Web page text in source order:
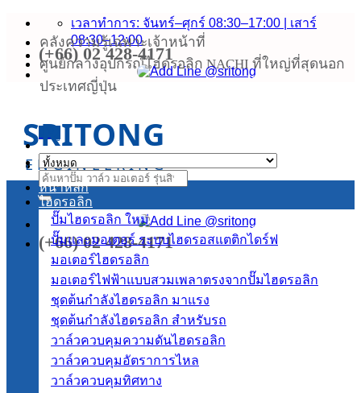
ข้าม
เนื้อหา
เวลาทำการ: จันทร์–ศุกร์ 08:30–17:00 | เสาร์
08:30–12:00
ศูนย์กลางอุปกรณ์ไฮดรอลิก NACHI ที่ใหญ่ที่สุดนอก
ประเทศญี่ปุ่น
คลังความรู้เฉพาะเจ้าหน้าที่
(+66) 02 428-4171
ENGINEERING
SRITONG
ค้นหา:
(+66) 02 428-4171
หน้าหลัก
ไฮดรอลิก
ปั๊มไฮดรอลิก
ปั๊มและมอเตอร์ ระบบไฮดรอสแตติกไดร์ฟ
มอเตอร์ไฮดรอลิก
มอเตอร์ไฟฟ้าแบบสวมเพลาตรงจากปั๊มไฮดรอลิก
ชุดต้นกำลังไฮดรอลิก
ชุดต้นกำลังไฮดรอลิก สำหรับรถ
วาล์วควบคุมความดันไฮดรอลิก
วาล์วควบคุมอัตราการไหล
วาล์วควบคุมทิศทาง